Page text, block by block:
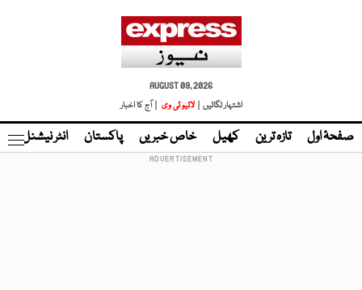
AUGUST 09, 2026
اشتہار لگائیں |
لائیو ٹی وی | آج کا اخبار
صفحۂ اول تازہ ترین کھیل خاص خبریں پاکستان انٹر نیشنل